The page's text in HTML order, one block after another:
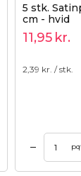
5 stk.
cm - hvid
11,95 kr.
2,39 kr. / stk.
–